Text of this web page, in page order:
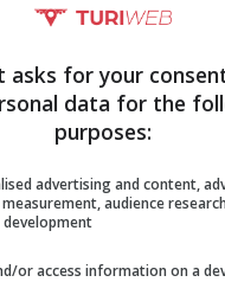
stai
asks for your
data for the
purposes:
advertising and content,
audience
development
or access information on a